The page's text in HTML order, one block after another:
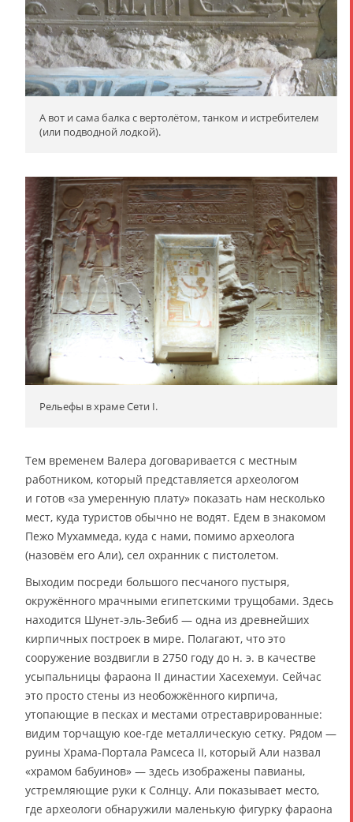
А вот и сама балка с вертолётом, танком и истребителем
(или подводной лодкой).
Рельефы в храме Сети I.
Тем временем Валера договаривается с местным
работником, который представляется археологом
и готов «за умеренную плату» показать нам несколько
мест, куда туристов обычно не водят. Едем в знакомом
Пежо Мухаммеда, куда с нами, помимо археолога
(назовём его Али), сел охранник с пистолетом.
Выходим посреди большого песчаного пустыря,
окружённого мрачными египетскими трущобами. Здесь
находится Шунет-эль-Зебиб — одна из древнейших
кирпичных построек в мире. Полагают, что это
сооружение воздвигли в 2750 году до н. э. в качестве
усыпальницы фараона II династии Хасехемуи. Сейчас
это просто стены из необожжённого кирпича,
утопающие в песках и местами отреставрированные:
видим торчащую кое-где металлическую сетку. Рядом —
руины Храма-Портала Рамсеса II, который Али назвал
«храмом бабуинов» — здесь изображены павианы,
устремляющие руки к Солнцу. Али показывает место,
где археологи обнаружили маленькую фигурку фараона